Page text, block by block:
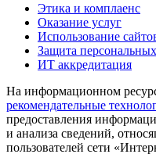
Этика и комплаенс
Оказание услуг
Использование
Защита
ИТ аккредитация
На информационном
рекомендательные
предоставления
и анализа сведений,
пользователей сети